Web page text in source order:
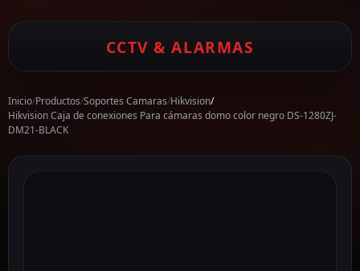
CCTV & ALARMAS
Inicio/Productos/Soportes Camaras/Hikvision/
Hikvision Caja de conexiones Para cámaras domo color negro DS-1280ZJ-
DM21-BLACK